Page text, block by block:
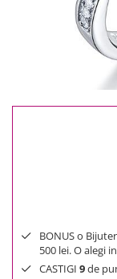
0 Lei - 100 Lei
100 Lei - 200 Lei
300 Lei - 500 Lei
BONUS o
500 lei. O alegi
CASTIGI 9de